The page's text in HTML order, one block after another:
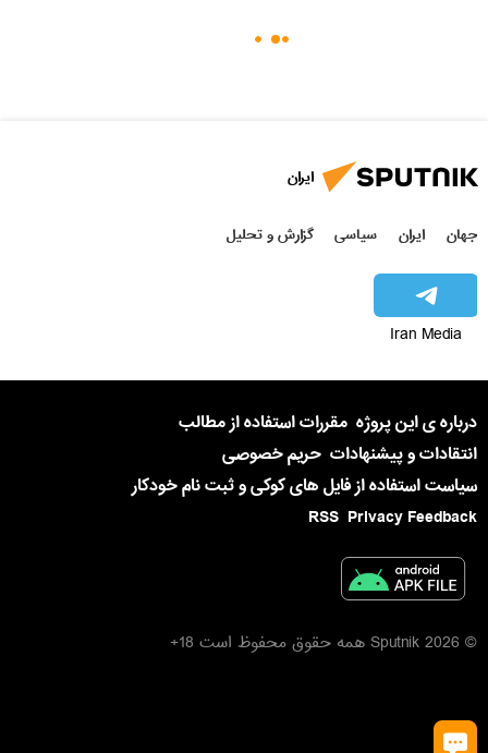
ایران
جهان ایران سیاسی گزارش و تحلیل
Iran Media
درباره ی این پروژه مقررات استفاده از مطالب
انتقادات و پیشنهادات حریم خصوصی
سیاست استفاده از فایل های کوکی و ثبت نام خودکار
Privacy Feedback
RSS
© 2026 Sputnik همه حقوق محفوظ است 18+